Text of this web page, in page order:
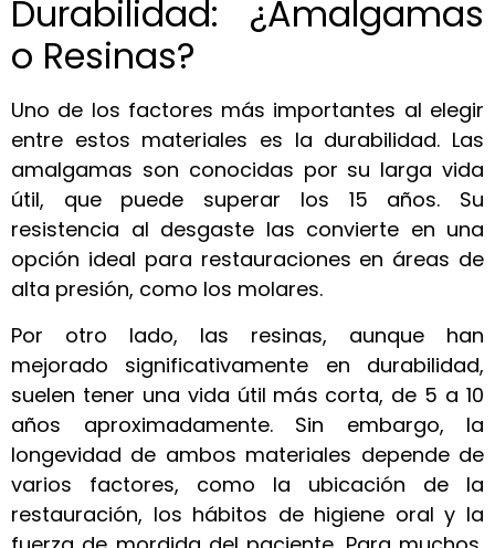
Durabilidad: ¿Amalgamas
o Resinas?
Uno de los factores más importantes al elegir
entre estos materiales es la durabilidad. Las
amalgamas son conocidas por su larga vida
útil, que puede superar los 15 años. Su
resistencia al desgaste las convierte en una
opción ideal para restauraciones en áreas de
alta presión, como los molares.
Por otro lado, las resinas, aunque han
mejorado significativamente en durabilidad,
suelen tener una vida útil más corta, de 5 a 10
años aproximadamente. Sin embargo, la
longevidad de ambos materiales depende de
varios factores, como la ubicación de la
restauración, los hábitos de higiene oral y la